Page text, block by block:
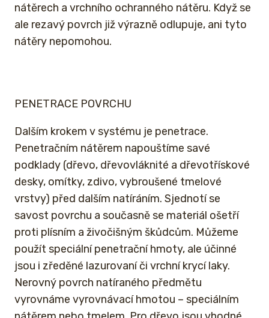
nátěrech a vrchního ochranného nátěru. Když se
ale rezavý povrch již výrazně odlupuje, ani tyto
nátěry nepomohou.
PENETRACE POVRCHU
Dalším krokem v systému je penetrace.
Penetračním nátěrem napouštíme savé
podklady (dřevo, dřevovláknité a dřevotřískové
desky, omítky, zdivo, vybroušené tmelové
vrstvy) před dalším natíráním. Sjednotí se
savost povrchu a současně se materiál ošetří
proti plísním a živočišným škůdcům. Můžeme
použít speciální penetrační hmoty, ale účinné
jsou i zředěné lazurovaní či vrchní krycí laky.
Nerovný povrch natíraného předmětu
vyrovnáme vyrovnávací hmotou – speciálním